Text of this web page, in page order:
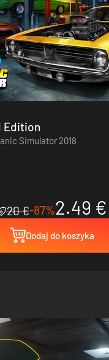
Edition
Simulator 2018
20 €-87%2.49 €
Dodaj do koszyka